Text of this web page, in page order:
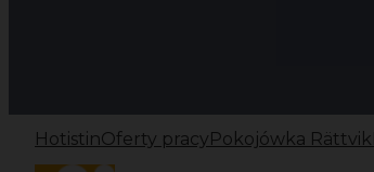
HotistinOferty pracy Pokojówka Rättvik